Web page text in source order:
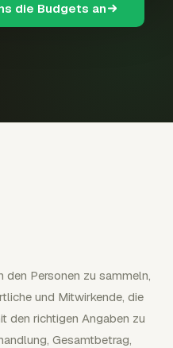
die Budgets an
den Personen zu sammeln,
und Mitwirkende, die
den richtigen Angaben zu
Gesamtbetrag,